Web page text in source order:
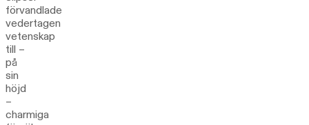
förvandlade
vedertagen
vetenskap
till –
på
sin
höjd
–
charmiga